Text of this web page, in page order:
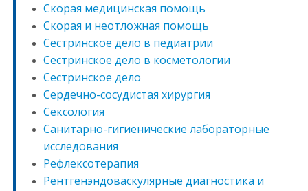
Скорая медицинская помощь
Скорая и неотложная помощь
Сестринское дело в педиатрии
Сестринское дело в косметологии
Сестринское дело
Сердечно-сосудистая хирургия
Сексология
Санитарно-гигиенические лабораторные
исследования
Рефлексотерапия
Рентгенэндоваскулярные диагностика и